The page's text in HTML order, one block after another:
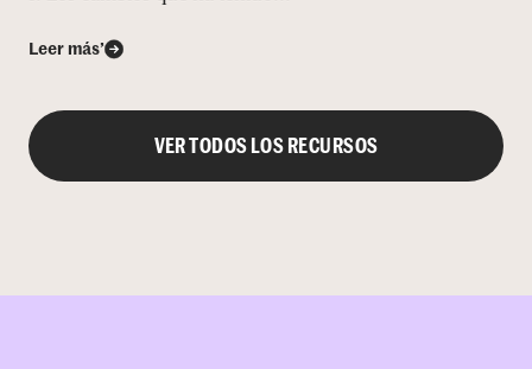
Leer más’
VER TODOS LOS RECURSOS